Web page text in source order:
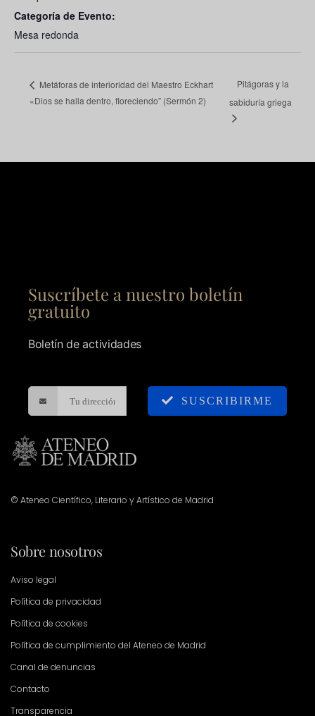
Categoría de Evento:
Mesa redonda
Metáforas de interioridad del Maestro Eckhart
«Dios se halla dentro, floreciendo” (Sermón 2)
Pitágoras y la
sabiduría griega
Suscríbete a nuestro boletín
gratuito
Boletín de actividades
SUSCRIBIRME
© Ateneo Científico, Literario y Artístico de Madrid
Sobre nosotros
Aviso legal
Política de privacidad
Política de cookies
Política de cumplimiento del Ateneo de Madrid
Canal de denuncias
Contacto
Transparencia